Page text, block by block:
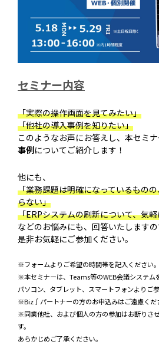
セミナー内容
「実際の操作画面を見てみたい」
「他社の導入事例を知りたい」
このようなお声にお答えし、本セミ
事例についてご紹介します！
他にも、
「業務課題は明確になっているもの
らない」
「ERPシステムの刷新について、気
などのお悩みにも、回答いたします
是非お気軽にご参加ください。
※フォームよりご希望の時間帯を記入ください。
※本セミナーは、Teams等のWEB会議システム
パソコン、タブレット、スマートフォンよりご参
※Biz∫パートナーの方のお申込みはご遠慮くだ
※同業他社、および個人の方の参加はお断りさ
す。
あらかじめご了承ください。